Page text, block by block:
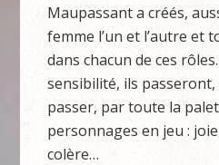
Maupassant a créés,
femme l’un et l’autre et
dans chacun de ces
sensibilité, ils
passer, par toute la
personnages en jeu :
colère…